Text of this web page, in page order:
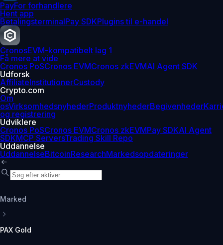
PayFor forhandlere
Hent app
BetalingsterminalPay SDKPlugins til e-handel
CronosEVM-kompatibelt lag 1
Få mere at vide
Cronos PoSCronos EVMCronos zkEVMAI Agent SDK
Udforsk
AffiliateInstitutionerCustody
Crypto.com
Om
osVirksomhedsnyhederProduktnyhederBegivenheder
og registrering
Udviklere
Cronos PoSCronos EVMCronos zkEVMPay SDKAI Agent
SDKMCP ServersTrading Skill Repo
Uddannelse
UddannelseBitcoinResearchMarkedsopdateringer
Marked
PAX Gold